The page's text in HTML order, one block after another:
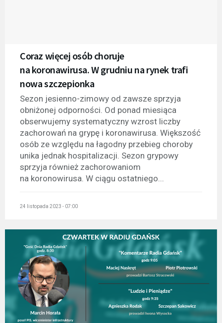
Coraz więcej osób choruje
na koronawirusa. W grudniu na rynek trafi
nowa szczepionka
Sezon jesienno-zimowy od zawsze sprzyja
obniżonej odporności. Od ponad miesiąca
obserwujemy systematyczny wzrost liczby
zachorowań na grypę i koronawirusa. Większość
osób ze względu na łagodny przebieg choroby
unika jednak hospitalizacji. Sezon grypowy
sprzyja również zachorowaniom
na koronowirusa. W ciągu ostatniego...
24 listopada 2023 - 07:00